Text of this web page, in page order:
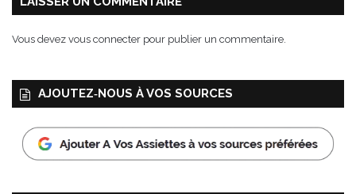
s
Vous devez vous connecter pour publier un commentaire.
AJOUTEZ‑NOUS À VOS SOURCES